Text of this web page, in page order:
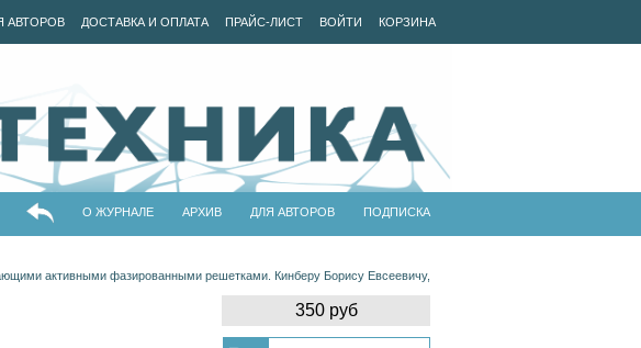
АВТОРОВ ДОСТАВКА И ОПЛАТА ПРАЙС-ЛИСТ ВОЙТИ КОРЗИНА
О ЖУРНАЛЕ АРХИВ ДЛЯ АВТОРОВ ПОДПИСКА
активными фазированными решетками. Кинберу Борису Евсеевичу,
350 руб